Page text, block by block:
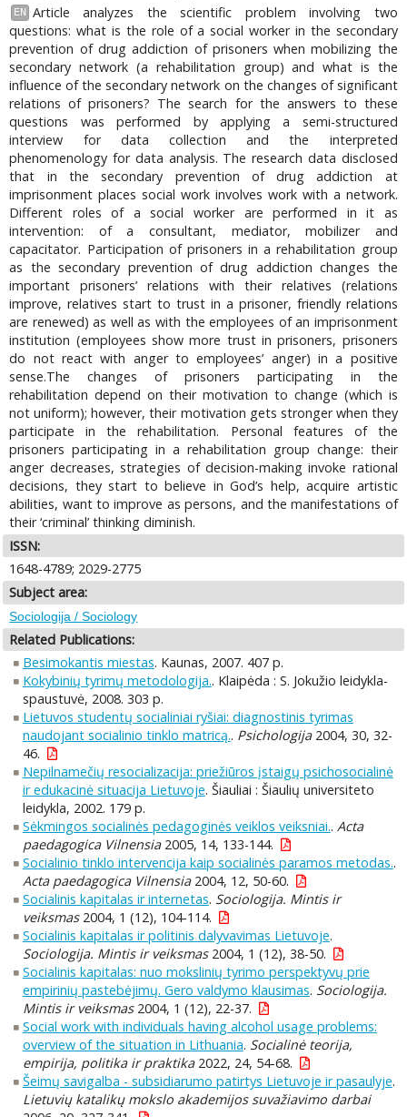
EN
Article analyzes the scientific problem involving two
questions: what is the role of a social worker in the secondary
prevention of drug addiction of prisoners when mobilizing the
secondary network (a rehabilitation group) and what is the
influence of the secondary network on the changes of significant
relations of prisoners? The search for the answers to these
questions was performed by applying a semi-structured
interview for data collection and the interpreted
phenomenology for data analysis. The research data disclosed
that in the secondary prevention of drug addiction at
imprisonment places social work involves work with a network.
Different roles of a social worker are performed in it as
intervention: of a consultant, mediator, mobilizer and
capacitator. Participation of prisoners in a rehabilitation group
as the secondary prevention of drug addiction changes the
important prisoners’ relations with their relatives (relations
improve, relatives start to trust in a prisoner, friendly relations
are renewed) as well as with the employees of an imprisonment
institution (employees show more trust in prisoners, prisoners
do not react with anger to employees’ anger) in a positive
sense.The changes of prisoners participating in the
rehabilitation depend on their motivation to change (which is
not uniform); however, their motivation gets stronger when they
participate in the rehabilitation. Personal features of the
prisoners participating in a rehabilitation group change: their
anger decreases, strategies of decision-making invoke rational
decisions, they start to believe in God’s help, acquire artistic
abilities, want to improve as persons, and the manifestations of
their ‘criminal’ thinking diminish.
ISSN:
1648-4789; 2029-2775
Subject area:
Sociologija / Sociology
Related Publications:
Besimokantis miestas. Kaunas, 2007. 407 p.
Kokybinių tyrimų metodologija.. Klaipėda : S. Jokužio leidykla-
spaustuvė, 2008. 303 p.
Lietuvos studentų socialiniai ryšiai: diagnostinis tyrimas
naudojant socialinio tinklo matricą.. Psichologija2004, 30, 32-
46.
Nepilnamečių resocializacija: priežiūros įstaigų psichosocialinė
ir edukacinė situacija Lietuvoje. Šiauliai : Šiaulių universiteto
leidykla, 2002. 179 p.
Sėkmingos socialinės pedagoginės veiklos veiksniai.. Acta
paedagogica Vilnensia2005, 14, 133-144.
Socialinio tinklo intervencija kaip socialinės paramos metodas..
Acta paedagogica Vilnensia2004, 12, 50-60.
Socialinis kapitalas ir internetas. Sociologija. Mintis ir
veiksmas2004, 1 (12), 104-114.
Socialinis kapitalas ir politinis dalyvavimas Lietuvoje.
Sociologija. Mintis ir veiksmas2004, 1 (12), 38-50.
Socialinis kapitalas: nuo mokslinių tyrimo perspektyvų prie
empirinių pastebėjimų. Gero valdymo klausimas. Sociologija.
Mintis ir veiksmas2004, 1 (12), 22-37.
Social work with individuals having alcohol usage problems:
overview of the situation in Lithuania. Socialinė teorija,
empirija, politika ir praktika2022, 24, 54-68.
Šeimų savigalba - subsidiarumo patirtys Lietuvoje ir pasaulyje.
Lietuvių katalikų mokslo akademijos suvažiavimo darbai